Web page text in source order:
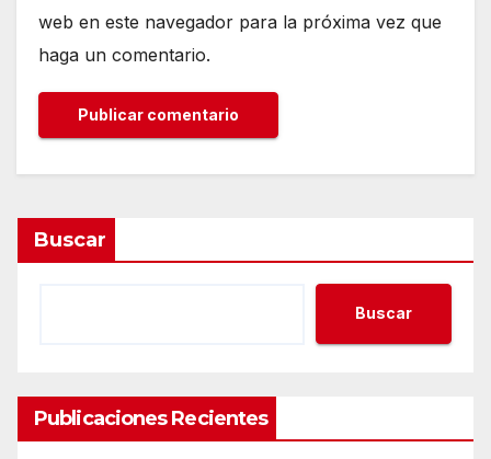
web en este navegador para la próxima vez que
haga un comentario.
Buscar
Buscar
Publicaciones Recientes